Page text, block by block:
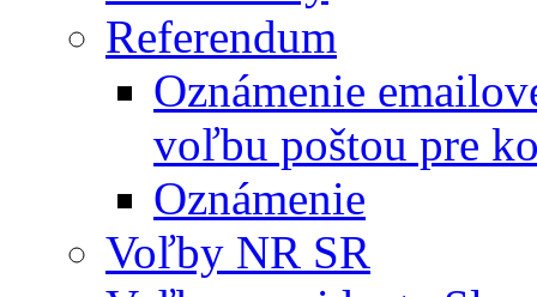
Referendum
Oznámenie
voľbu poštou pre
Oznámenie
Voľby NR SR